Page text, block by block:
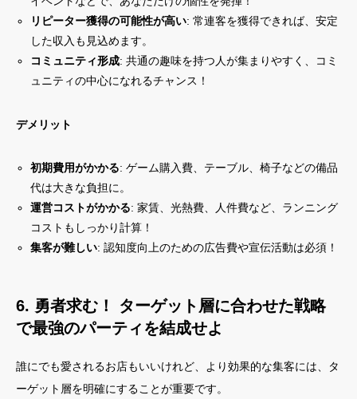
リピーター獲得の可能性が高い: 常連客を獲得できれば、安定
した収入も見込めます。
コミュニティ形成: 共通の趣味を持つ人が集まりやすく、コミ
ュニティの中心になれるチャンス！
デメリット
初期費用がかかる: ゲーム購入費、テーブル、椅子などの備品
代は大きな負担に。
運営コストがかかる: 家賃、光熱費、人件費など、ランニング
コストもしっかり計算！
集客が難しい: 認知度向上のための広告費や宣伝活動は必須！
6. 勇者求む！ ターゲット層に合わせた戦略
で最強のパーティを結成せよ
誰にでも愛されるお店もいいけれど、より効果的な集客には、タ
ーゲット層を明確にすることが重要です。